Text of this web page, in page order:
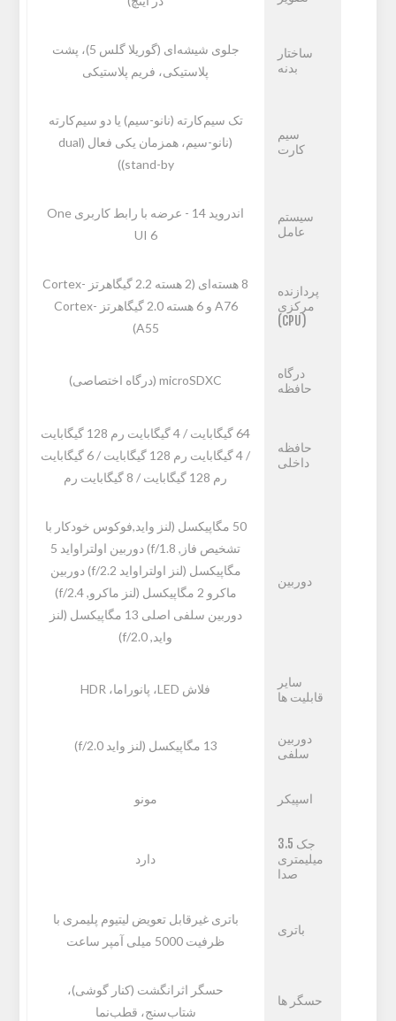
ساختار
بدنه
جلوی شیشه‌ای (گوریلا گلس 5)، پشت
پلاستیکی، فریم پلاستیکی
سیم
کارت
تک سیم‌کارته (نانو-سیم) یا دو سیم‌کارته
(نانو-سیم، همزمان یکی فعال (dual
stand-by))
سیستم
عامل
اندروید 14 - عرضه با رابط کاربری One
UI 6
پردازنده
مرکزی
(CPU)
8 هسته‌ای (2 هسته 2.2 گیگاهرتز Cortex-
A76 و 6 هسته 2.0 گیگاهرتز Cortex-
A55)
درگاه
حافظه
microSDXC (درگاه اختصاصی)
حافظه
داخلی
64 گیگابایت / 4 گیگابایت رم 128 گیگابایت
/ 4 گیگابایت رم 128 گیگابایت / 6 گیگابایت
رم 128 گیگابایت / 8 گیگابایت رم
دوربین
50 مگاپیکسل (لنز واید,فوکوس خودکار با
تشخیص فاز, f/1.8) دوربین اولتراواید 5
مگاپیکسل (لنز اولتراواید f/2.2) دوربین
ماکرو 2 مگاپیکسل (لنز ماکرو, f/2.4)
دوربین سلفی اصلی 13 مگاپیکسل (لنز
واید, f/2.0)
سایر
قابلیت ها
فلاش LED، پانوراما، HDR
دوربین
سلفی
13 مگاپیکسل (لنز واید f/2.0)
اسپیکر مونو
جک 3.5
میلیمتری
صدا
دارد
باتری
باتری غیرقابل تعویض لیتیوم پلیمری با
ظرفیت 5000 میلی آمپر ساعت
حسگر ها
حسگر اثرانگشت (کنار گوشی)،
شتاب‌سنج، قطب‌نما